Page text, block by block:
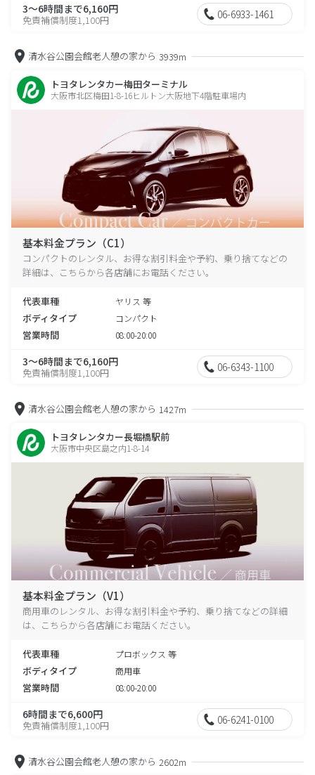
3～6時間まで6,160円
免責補償制度1,100円 06-6933-1461
清水谷公園会館老人憩の家から 3939m
トヨタレンタカー梅田ターミナル
大阪市北区梅田1-8-16ヒルトン大阪地下4階駐車場内
基本料金プラン（C1）
コンパクトのレンタル、お得な割引料金や予約、乗り捨てなどの
詳細は、こちらから各店舗にお電話ください。
代表車種 ヤリス 等
ボディタイプ コンパクト
営業時間 08:00-20:00
3～6時間まで6,160円
免責補償制度1,100円 06-6343-1100
清水谷公園会館老人憩の家から 1427m
トヨタレンタカー長堀橋駅前
大阪市中央区島之内1-8-14
基本料金プラン（V1）
商用車のレンタル、お得な割引料金や予約、乗り捨てなどの詳細
は、こちらから各店舗にお電話ください。
代表車種 プロボックス 等
ボディタイプ 商用車
営業時間 08:00-20:00
6時間まで6,600円
免責補償制度1,100円 06-6241-0100
清水谷公園会館老人憩の家から 2602m